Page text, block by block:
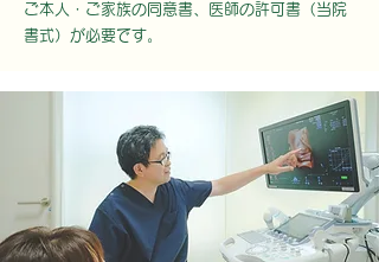
ご本人・ご家族の同意書、医師の許可書（当院
書式）が必要です。